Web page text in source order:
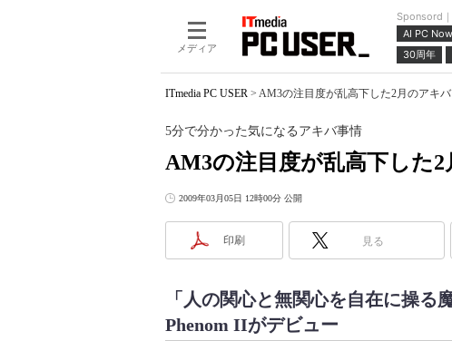
メディア
Sponsord｜
AI PC
30周年
ITmedia PC USER > AM3の注目度が乱高下した2月のアキ
AM3の注目度が乱高下した
5分で分かった気になるアキバ事情
2009年03月05日 12時00分 公開
印刷 見る
「人の関心と無関心を自在に操
Phenom IIがデビュー